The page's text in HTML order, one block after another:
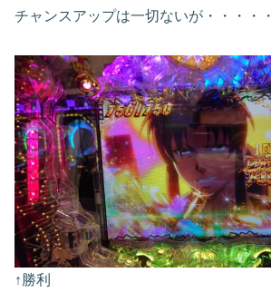
チャンスアップは一切ないが・・・・・
↑勝利